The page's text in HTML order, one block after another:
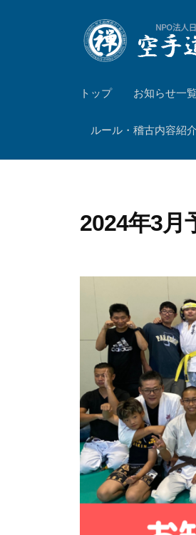
キ
手
道
広
武
道
空
手
少
年
トップ お知らせ一覧
ルール・稽古内容紹介
2024年3月